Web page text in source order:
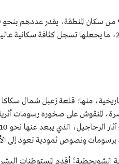
منها: قلعة زعبل شمال سكاكا،
المنقوش على صخوره رسومات
ونصوص ثمودية تعود إلى الألف
أقدم المستوطنات